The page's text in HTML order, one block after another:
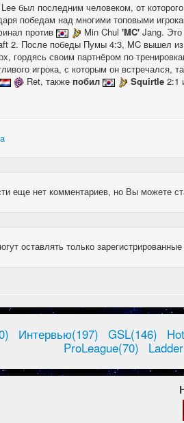
был последним человеком, от
победам над многими топовыми
против
Min Chul 'MC' Jang.
2. После победы Пумы 4:3, MC вышел
гордясь своим партнёром по
игрока, с которым он встречался,
Ret, также побил Squirtle 2:1
еще нет комментариев, но Вы можете
оставлять только
Интервью(197) GSL(146)
ProLeague(70)